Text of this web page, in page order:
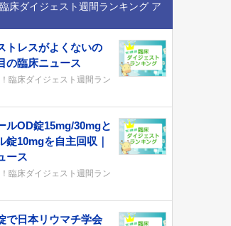
床ダイジェスト週間ランキング ア
トレスがよくないの
の臨床ニュース
臨床ダイジェスト週間ラン
ルOD錠15mg/30mgと
錠10mgを自主回収｜
ース
臨床ダイジェスト週間ラン
で日本リウマチ学会